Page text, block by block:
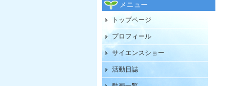
メニュー
トップページ
プロフィール
サイエンスショー
活動日誌